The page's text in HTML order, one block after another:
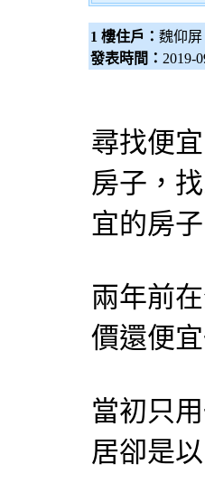
1 樓住戶： 魏仰屏
發表時間： 2019-
尋找便
房子，
宜的房子
兩年前
價還便
當初只
居卻是